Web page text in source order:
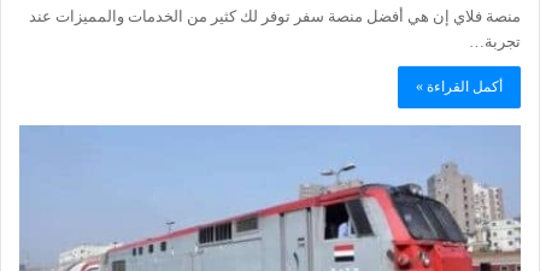
منصة فلاي إن هي أفضل منصة سفر توفر لك كثير من الخدمات والمميزات عند
تجربة…
أكمل القراءة »